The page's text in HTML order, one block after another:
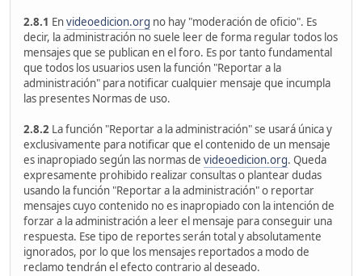
2.8.1 Envideoedicion.org no hay "moderación de oficio". Es
decir, la administración no suele leer de forma regular todos los
mensajes que se publican en el foro. Es por tanto fundamental
que todos los usuarios usen la función "Reportar a la
administración" para notificar cualquier mensaje que incumpla
las presentes Normas de uso.
2.8.2 La función "Reportar a la administración" se usará única y
exclusivamente para notificar que el contenido de un mensaje
es inapropiado según las normas de videoedicion.org. Queda
expresamente prohibido realizar consultas o plantear dudas
usando la función "Reportar a la administración" o reportar
mensajes cuyo contenido no es inapropiado con la intención de
forzar a la administración a leer el mensaje para conseguir una
respuesta. Ese tipo de reportes serán total y absolutamente
ignorados, por lo que los mensajes reportados a modo de
reclamo tendrán el efecto contrario al deseado.